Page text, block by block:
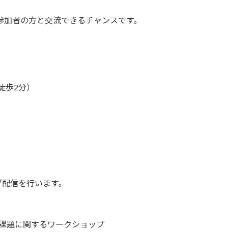
者の方と交流できるチャンスです。
2分）
信を行います。
題に関するワークショップ